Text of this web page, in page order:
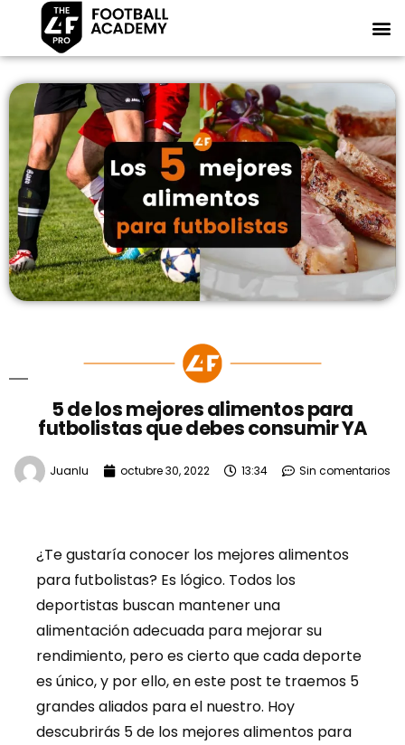
5 de los mejores alimentos para
futbolistas que debes consumir YA
Juanlu octubre 30, 2022 13:34 Sin comentarios
¿Te gustaría conocer los mejores alimentos
para futbolistas? Es lógico. Todos los
deportistas buscan mantener una
alimentación adecuada para mejorar su
rendimiento, pero es cierto que cada deporte
es único, y por ello, en este post te traemos 5
grandes aliados para el nuestro. Hoy
descubrirás 5 de los mejores alimentos para